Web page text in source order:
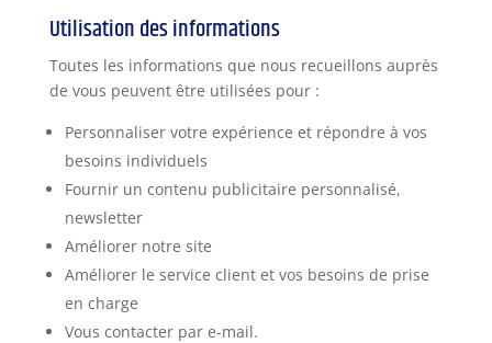
Utilisation des informations
Toutes les informations que nous recueillons auprès
de vous peuvent être utilisées pour :
Personnaliser votre expérience et répondre à vos
besoins individuels
Fournir un contenu publicitaire personnalisé,
newsletter
Améliorer notre site
Améliorer le service client et vos besoins de prise
en charge
Vous contacter par e-mail.